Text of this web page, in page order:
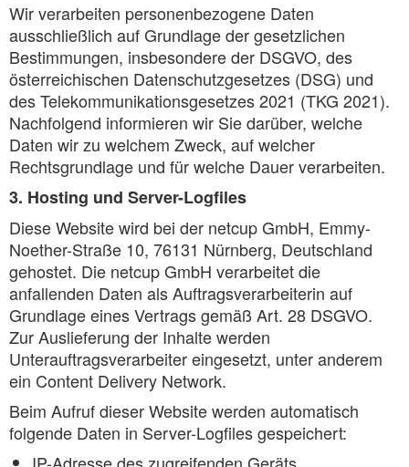
Wir verarbeiten personenbezogene Daten
ausschließlich auf Grundlage der gesetzlichen
Bestimmungen, insbesondere der DSGVO, des
österreichischen Datenschutzgesetzes (DSG) und
des Telekommunikationsgesetzes 2021 (TKG 2021).
Nachfolgend informieren wir Sie darüber, welche
Daten wir zu welchem Zweck, auf welcher
Rechtsgrundlage und für welche Dauer verarbeiten.
3. Hosting und Server-Logfiles
Diese Website wird bei der netcup GmbH, Emmy-
Noether-Straße 10, 76131 Nürnberg, Deutschland
gehostet. Die netcup GmbH verarbeitet die
anfallenden Daten als Auftragsverarbeiterin auf
Grundlage eines Vertrags gemäß Art. 28 DSGVO.
Zur Auslieferung der Inhalte werden
Unterauftragsverarbeiter eingesetzt, unter anderem
ein Content Delivery Network.
Beim Aufruf dieser Website werden automatisch
folgende Daten in Server-Logfiles gespeichert: